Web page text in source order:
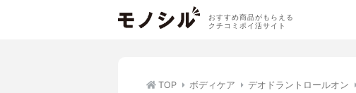
おすすめ商品がもらえる
クチコミポイ活サイト
TOP ボディケア デオドラントロールオン